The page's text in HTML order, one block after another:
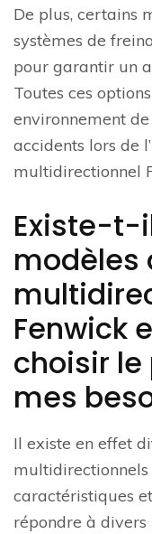
De plus, certains
systèmes de
pour garantir un
Toutes ces
environnement
accidents lors de
multidirectionnel
Existe-t-
modèles
Fenwick
choisir
mes
Il existe en effet
caractéristiques
répondre à divers